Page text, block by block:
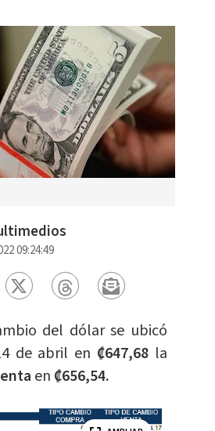
09:24:49
del dólar se ubicó
de abril en ₡647,68la
en ₡656,54.